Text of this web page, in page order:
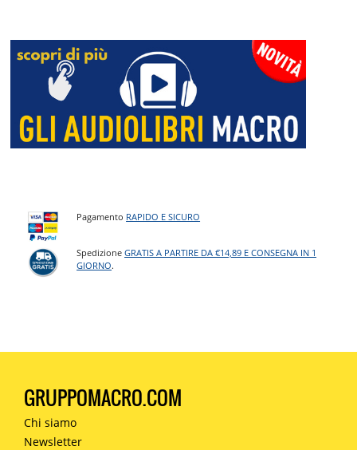
Pagamento RAPIDO E SICURO
SpedizioneGRATIS A PARTIRE DA €14,89 E CONSEGNA IN 1
GIORNO.
GRUPPOMACRO.COM
Chi siamo
Newsletter